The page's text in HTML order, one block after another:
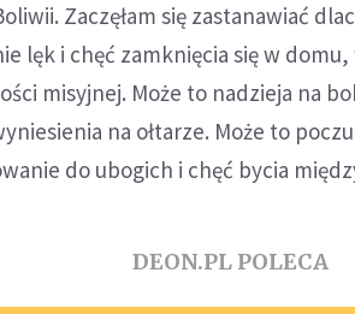
Zaczęłam się zastanawiać
lęk i chęć zamknięcia się w
misyjnej. Może to nadzieja na
na ołtarze. Może to
do ubogich i chęć bycia
DEON.PL POLECA